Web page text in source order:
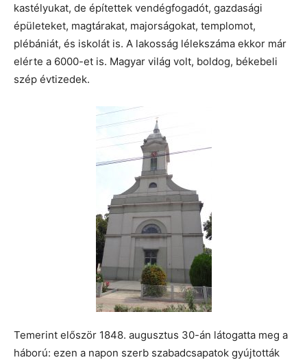
kastélyukat, de építettek vendégfogadót, gazdasági
épületeket, magtárakat, majorságokat, templomot,
plébániát, és iskolát is. A lakosság lélekszáma ekkor már
elérte a 6000-et is. Magyar világ volt, boldog, békebeli
szép évtizedek.
Temerint először 1848. augusztus 30-án látogatta meg a
háború: ezen a napon szerb szabadcsapatok gyújtották